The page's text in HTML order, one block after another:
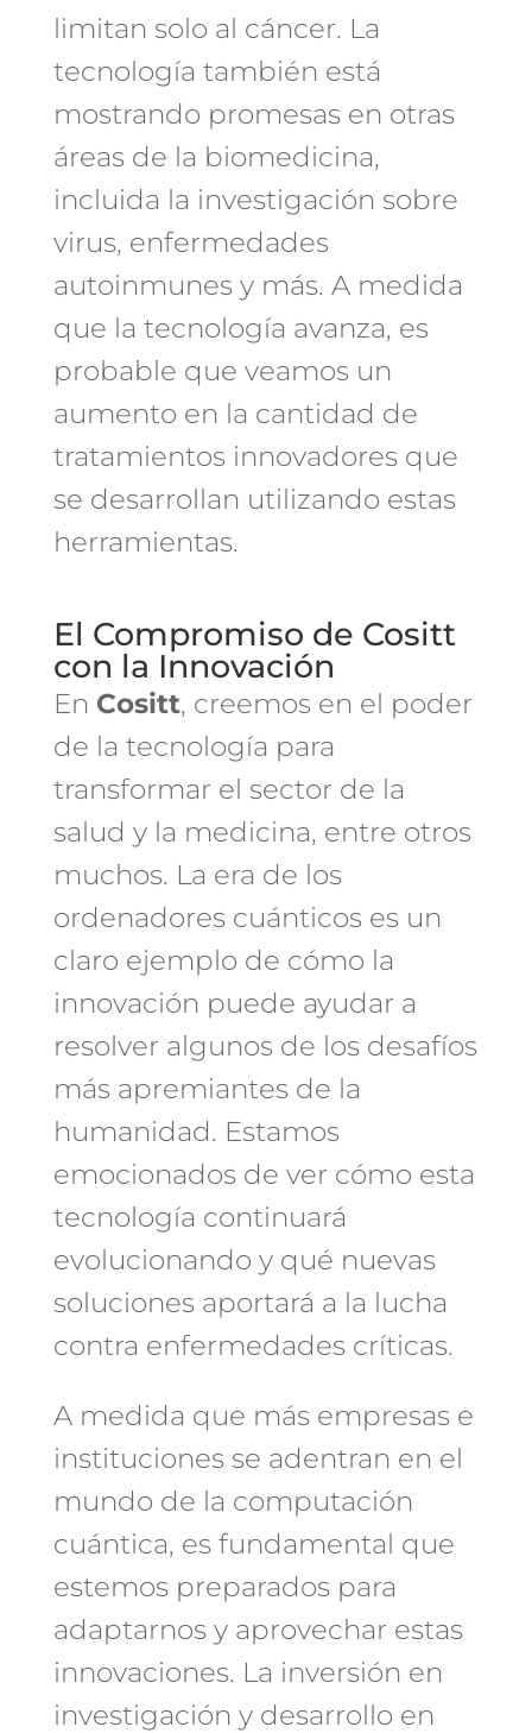
limitan solo al cáncer. La
tecnología también está
mostrando promesas en otras
áreas de la biomedicina,
incluida la investigación sobre
virus, enfermedades
autoinmunes y más. A medida
que la tecnología avanza, es
probable que veamos un
aumento en la cantidad de
tratamientos innovadores que
se desarrollan utilizando estas
herramientas.
El Compromiso de Cositt
con la Innovación
En Cositt, creemos en el poder
de la tecnología para
transformar el sector de la
salud y la medicina, entre otros
muchos. La era de los
ordenadores cuánticos es un
claro ejemplo de cómo la
innovación puede ayudar a
resolver algunos de los desafíos
más apremiantes de la
humanidad. Estamos
emocionados de ver cómo esta
tecnología continuará
evolucionando y qué nuevas
soluciones aportará a la lucha
contra enfermedades críticas.
A medida que más empresas e
instituciones se adentran en el
mundo de la computación
cuántica, es fundamental que
estemos preparados para
adaptarnos y aprovechar estas
innovaciones. La inversión en
investigación y desarrollo en